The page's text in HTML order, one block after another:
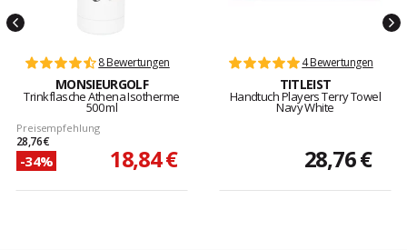
8 Bewertungen
MONSIEURGOLF
Trinkflasche Athena Isotherme
500 ml
Preisempfehlung
28,76 €
-34% 18,84 €
4 Bewertungen
TITLEIST
Handtuch Players Terry Towel
Navy White
28,76 €